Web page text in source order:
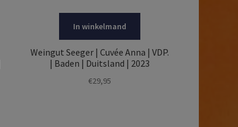
In winkelmand
Weingut Seeger | Cuvée Anna | VDP.
| Baden | Duitsland | 2023
€29,95